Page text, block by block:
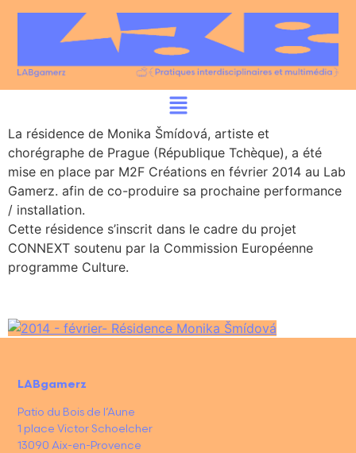
La résidence de Monika Šmídová, artiste et
chorégraphe de Prague (République Tchèque), a été
mise en place par M2F Créations en février 2014 au Lab
Gamerz. afin de co-produire sa prochaine performance
/ installation.
Cette résidence s’inscrit dans le cadre du projet
CONNEXT soutenu par la Commission Européenne
programme Culture.
LABgamerz
Patio du Bois de l’Aune
1 place Victor Schoelcher
13090 Aix-en-Provence